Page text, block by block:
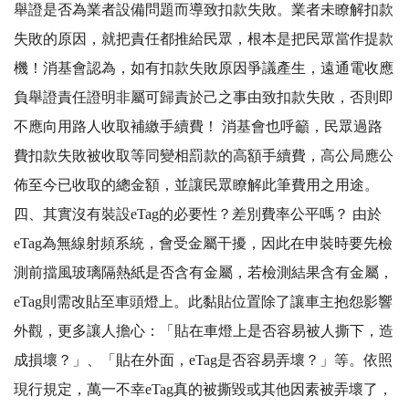
舉證是否為業者設備問題而導致扣款失敗。業者未瞭解扣款
失敗的原因，就把責任都推給民眾，根本是把民眾當作提款
機！消基會認為，如有扣款失敗原因爭議產生，遠通電收應
負舉證責任證明非屬可歸責於己之事由致扣款失敗，否則即
不應向用路人收取補繳手續費！ 消基會也呼籲，民眾過路
費扣款失敗被收取等同變相罰款的高額手續費，高公局應公
佈至今已收取的總金額，並讓民眾瞭解此筆費用之用途。
四、其實沒有裝設eTag的必要性？差別費率公平嗎？ 由於
eTag為無線射頻系統，會受金屬干擾，因此在申裝時要先檢
測前擋風玻璃隔熱紙是否含有金屬，若檢測結果含有金屬，
eTag則需改貼至車頭燈上。此黏貼位置除了讓車主抱怨影響
外觀，更多讓人擔心：「貼在車燈上是否容易被人撕下，造
成損壞？」、「貼在外面，eTag是否容易弄壞？」等。依照
現行規定，萬一不幸eTag真的被撕毀或其他因素被弄壞了，